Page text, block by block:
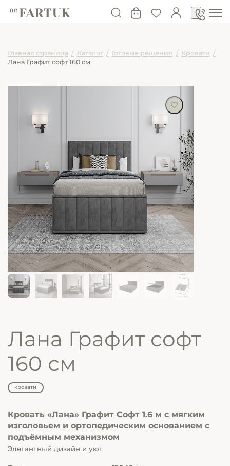
Главная страница / Каталог / Готовые решения / Кровати /
Лана Графит софт 160 см
Лана Графит софт
160 см
кровати
Кровать «Лана» Графит Софт 1.6 м с мягким
изголовьем и ортопедическим основанием с
подъёмным механизмом
Элегантный дизайн и уют